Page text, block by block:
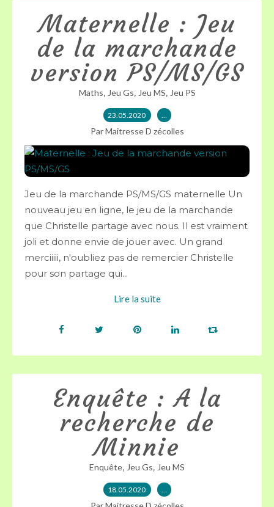
Maternelle : Jeu
de la marchande
version PS/MS/GS
Maths, Jeu Gs, Jeu MS, Jeu PS
23.05.2020 …
Par Maitresse D zécolles
Jeu de la marchande PS/MS/GS maternelle Un
nouveau jeu en ligne, le jeu de la marchande
que Christelle partage avec nous. Il est vraiment
joli et donne envie de jouer avec. Un grand
merciiiii, n'oubliez pas de remercier Christelle
pour son partage qui...
Lire la suite
Enquête : A la
recherche de
Minnie
Enquête, Jeu Gs, Jeu MS
18.05.2020 …